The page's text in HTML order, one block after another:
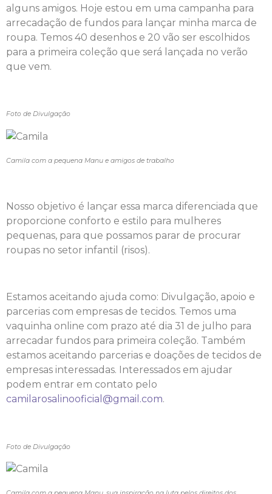
alguns amigos. Hoje estou em uma campanha para
arrecadação de fundos para lançar minha marca de
roupa. Temos 40 desenhos e 20 vão ser escolhidos
para a primeira coleção que será lançada no verão
que vem.
Foto de Divulgação
Camila com a pequena Manu e amigos de trabalho
Nosso objetivo é lançar essa marca diferenciada que
proporcione conforto e estilo para mulheres
pequenas, para que possamos parar de procurar
roupas no setor infantil (risos).
Estamos aceitando ajuda como: Divulgação, apoio e
parcerias com empresas de tecidos. Temos uma
vaquinha online com prazo até dia 31 de julho para
arrecadar fundos para primeira coleção. Também
estamos aceitando parcerias e doações de tecidos de
empresas interessadas. Interessados em ajudar
podem entrar em contato pelo
camilarosalinooficial@gmail.com.
Foto de Divulgação